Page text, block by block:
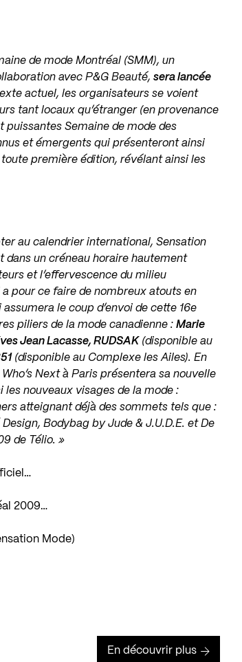
de mode Montréal (SMM), un
avec P&G Beauté,sera lancée
actuel, les organisateurs se voient
tant locaux qu’étranger (en provenance
puissantes Semaine de mode des
et émergents qui présenteront ainsi
première édition, révélant ainsi les
au calendrier international, Sensation
dans un créneau horaire hautement
et l’effervescence du milieu
pour ce faire de nombreux atouts en
le coup d’envoi de cette 16e
piliers de la mode canadienne :Marie
Jean Lacasse, RUDSAK (disponible au
(disponible au Complexe les Ailes). En
Next à Paris présentera sa nouvelle
les nouveaux visages de la mode :
atteignant déjà des sommets tels que :
Bodybag by Jude & J.U.D.E. et De
de Télio. »
2009…
Mode)
En découvrir plus